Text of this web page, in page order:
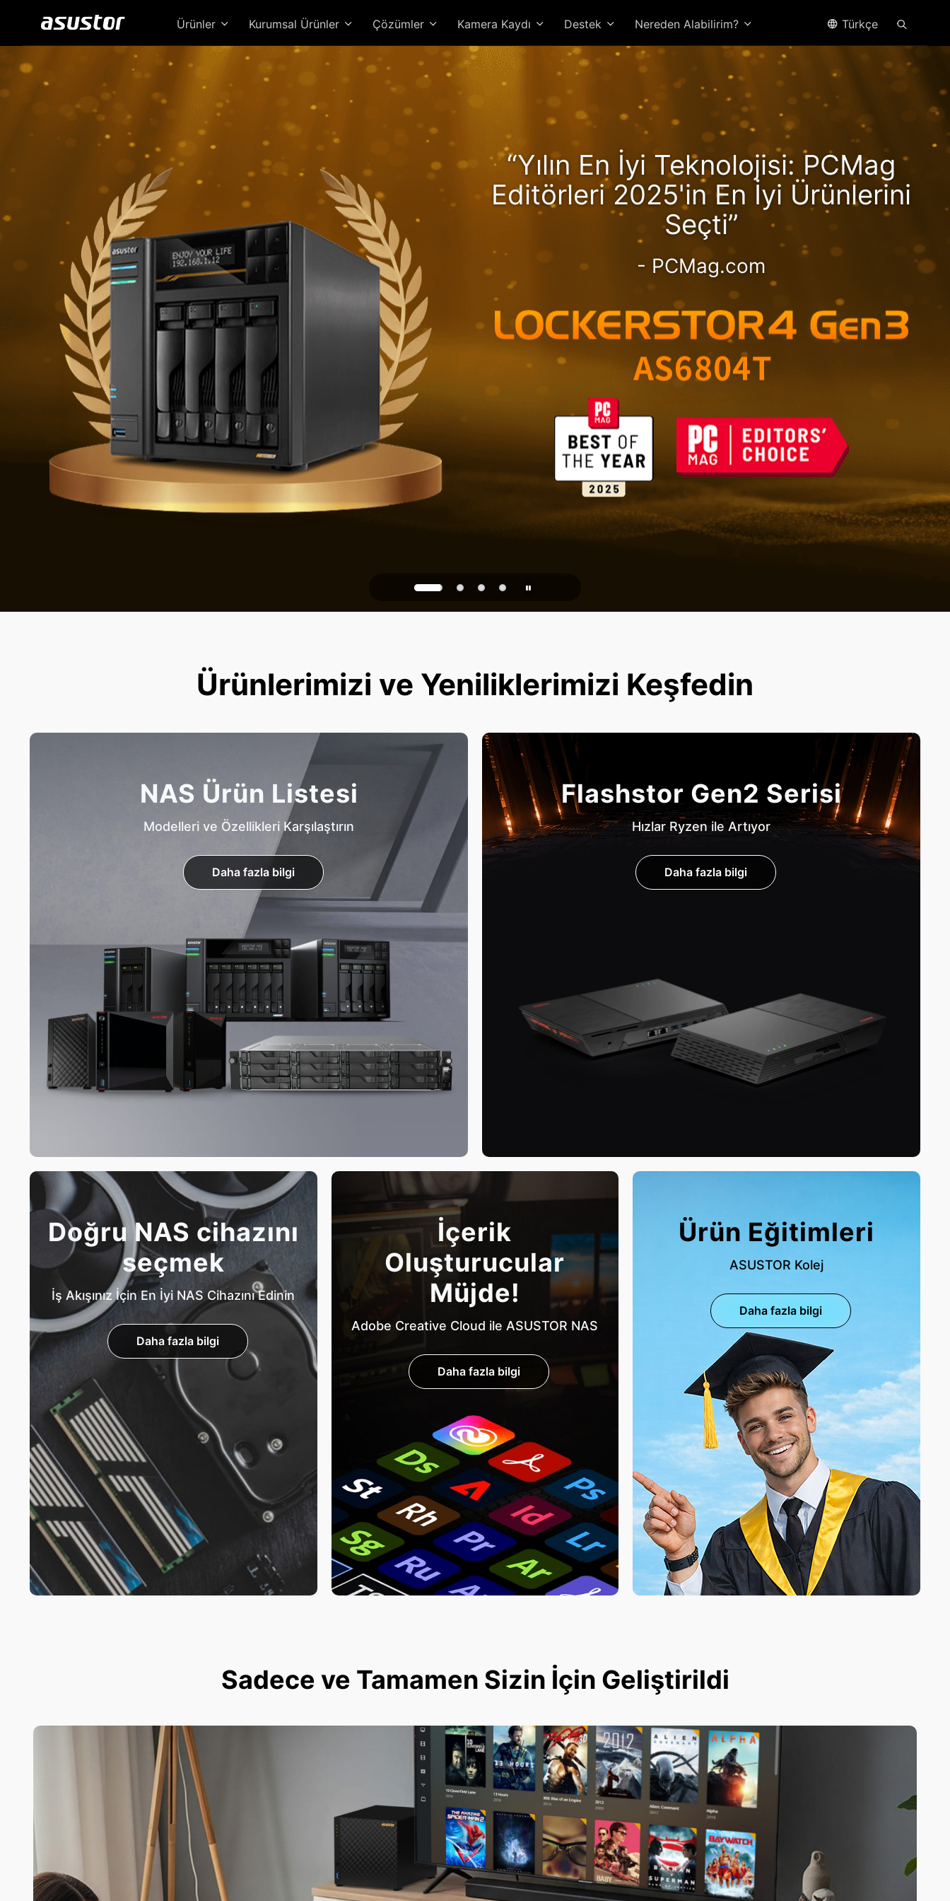
Ürünler Kurumsal Ürünler Çözümler Kamera Kaydı Destek Nereden Alabilirim? Türkçe
“Yılın En İyi Teknolojisi: PCMag
Editörleri 2025'in En İyi Ürünlerini
Seçti”
- PCMag.com
Lockerstor 24R Pro Gen2, Ryzen
Gücüyle Artan Performans ve Hız!
Yüksek Performanslı 2,5 GbE NAS
Ev ve Ofis İçin Güvenilir Depolama
PQC Ready
Geleceğin Kuantum Saldırılarına Karşı Savunma
Ürünlerimizi ve Yeniliklerimizi Keşfedin
NAS Ürün Listesi
Modelleri ve Özellikleri Karşılaştırın
Daha fazla bilgi
Flashstor Gen2 Serisi
Hızlar Ryzen ile Artıyor
Daha fazla bilgi
Doğru NAS cihazını
seçmek
İş Akışınız İçin En İyi NAS Cihazını Edinin
Daha fazla bilgi
İçerik
Oluşturucular
Müjde!
Adobe Creative Cloud ile ASUSTOR NAS
Daha fazla bilgi
Ürün Eğitimleri
ASUSTOR Kolej
Daha fazla bilgi
Sadece ve Tamamen Sizin İçin Geliştirildi